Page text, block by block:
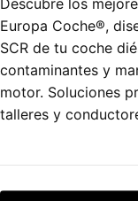
Descubre los
Europa Coche®,
SCR de tu coche
contaminantes y
motor. Soluciones
talleres y